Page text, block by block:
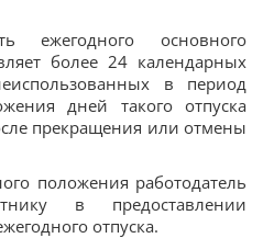
ежегодного основного
более 24 календарных
в период
дней такого отпуска
прекращения или отмены
положения работодатель
в предоставлении
отпуска.